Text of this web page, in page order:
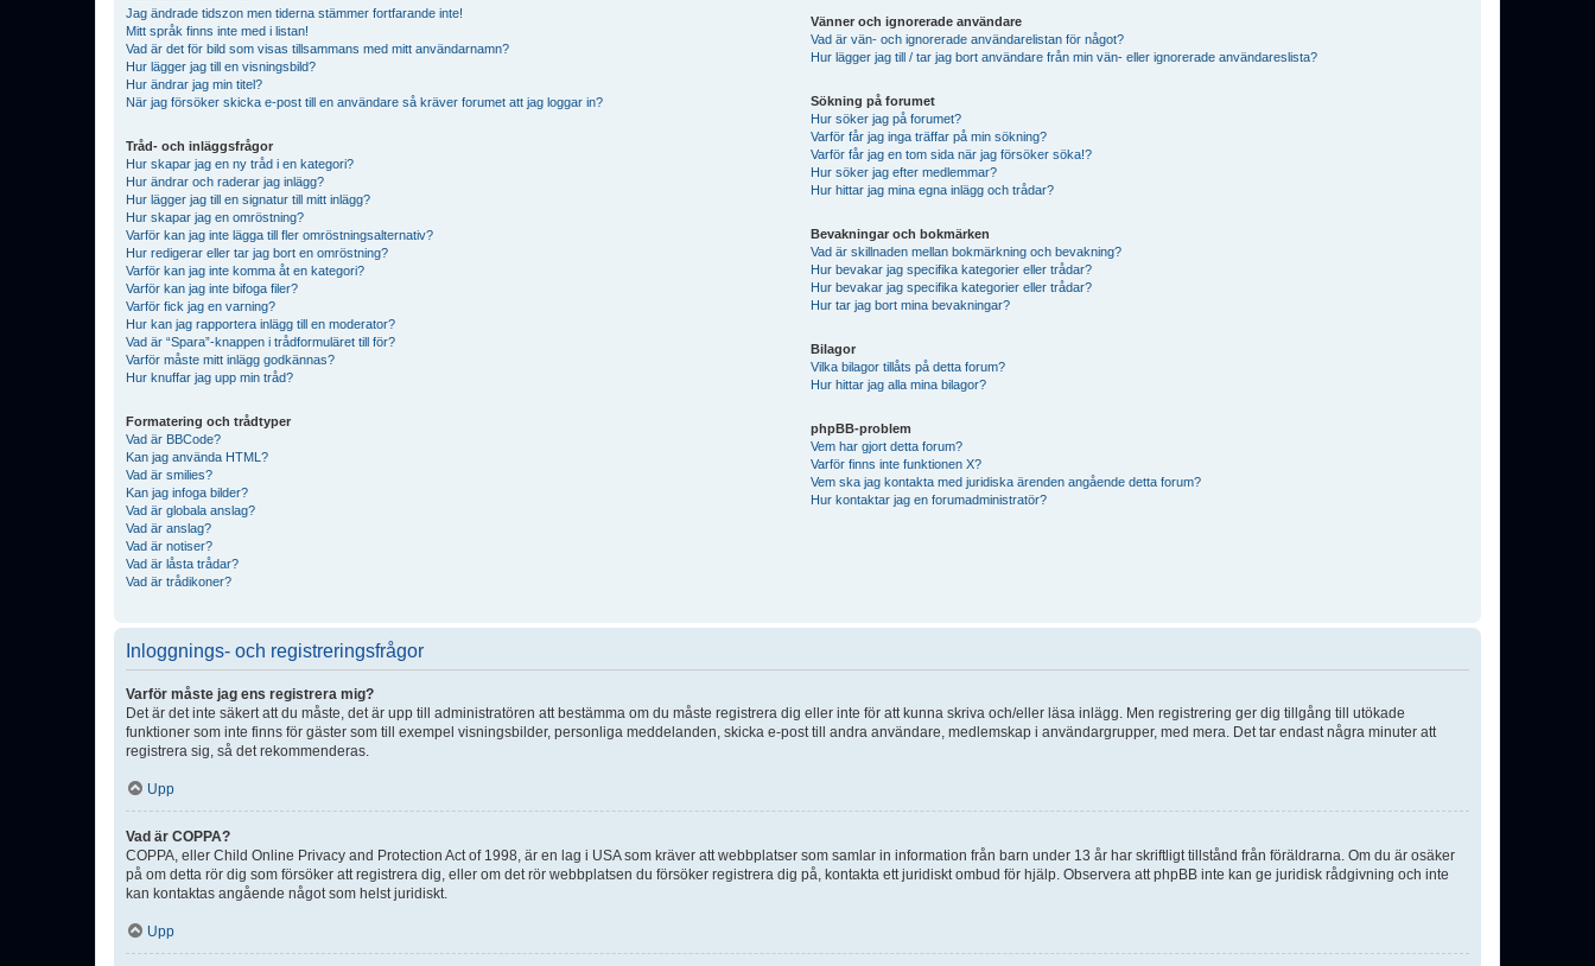
Jag ändrade tidszon men tiderna stämmer fortfarande inte!
Mitt språk finns inte med i listan!
Vad är det för bild som visas tillsammans med mitt användarnamn?
Hur lägger jag till en visningsbild?
Hur ändrar jag min titel?
När jag försöker skicka e-post till en användare så kräver forumet att jag loggar in?
Tråd- och inläggsfrågor
Hur skapar jag en ny tråd i en kategori?
Hur ändrar och raderar jag inlägg?
Hur lägger jag till en signatur till mitt inlägg?
Hur skapar jag en omröstning?
Varför kan jag inte lägga till fler omröstningsalternativ?
Hur redigerar eller tar jag bort en omröstning?
Varför kan jag inte komma åt en kategori?
Varför kan jag inte bifoga filer?
Varför fick jag en varning?
Hur kan jag rapportera inlägg till en moderator?
Vad är “Spara”-knappen i trådformuläret till för?
Varför måste mitt inlägg godkännas?
Hur knuffar jag upp min tråd?
Formatering och trådtyper
Vad är BBCode?
Kan jag använda HTML?
Vad är smilies?
Kan jag infoga bilder?
Vad är globala anslag?
Vad är anslag?
Vad är notiser?
Vad är låsta trådar?
Vad är trådikoner?
Vänner och ignorerade användare
Vad är vän- och ignorerade användarelistan för något?
Hur lägger jag till / tar jag bort användare från min vän- eller ignorerade användareslista?
Sökning på forumet
Hur söker jag på forumet?
Varför får jag inga träffar på min sökning?
Varför får jag en tom sida när jag försöker söka!?
Hur söker jag efter medlemmar?
Hur hittar jag mina egna inlägg och trådar?
Bevakningar och bokmärken
Vad är skillnaden mellan bokmärkning och bevakning?
Hur bevakar jag specifika kategorier eller trådar?
Hur bevakar jag specifika kategorier eller trådar?
Hur tar jag bort mina bevakningar?
Bilagor
Vilka bilagor tillåts på detta forum?
Hur hittar jag alla mina bilagor?
phpBB-problem
Vem har gjort detta forum?
Varför finns inte funktionen X?
Vem ska jag kontakta med juridiska ärenden angående detta forum?
Hur kontaktar jag en forumadministratör?
Inloggnings- och registreringsfrågor
Varför måste jag ens registrera mig?
Det är det inte säkert att du måste, det är upp till administratören att bestämma om du måste registrera dig eller inte för att kunna skriva och/eller läsa inlägg. Men registrering ger dig tillgång till utökade
funktioner som inte finns för gäster som till exempel visningsbilder, personliga meddelanden, skicka e-post till andra användare, medlemskap i användargrupper, med mera. Det tar endast några minuter att
registrera sig, så det rekommenderas.
Upp
Vad är COPPA?
COPPA, eller Child Online Privacy and Protection Act of 1998, är en lag i USA som kräver att webbplatser som samlar in information från barn under 13 år har skriftligt tillstånd från föräldrarna. Om du är osäker
på om detta rör dig som försöker att registrera dig, eller om det rör webbplatsen du försöker registrera dig på, kontakta ett juridiskt ombud för hjälp. Observera att phpBB inte kan ge juridisk rådgivning och inte
kan kontaktas angående något som helst juridiskt.
Upp